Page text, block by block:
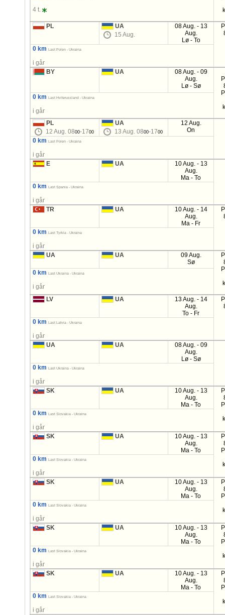
4 t.
PL
UA
15 Aug.
08 Aug. - 13
Aug.
Lø - To
0 km Last Polen - Ukraina
i går
BY
UA
08 Aug. - 09
Aug.
Lø - Sø
0 km Last Hviterussland - Ukraina
i går
PL
12 Aug. 0800-1700
UA
13 Aug. 0800-1700
12 Aug.
On
0 km
Last Polen - Ukraina
i går
E
UA
10 Aug. - 13
Aug.
Ma - To
0 km
Last Spania - Ukraina
i går
TR
UA
10 Aug. - 14
Aug.
Ma - Fr
0 km Last Tyrkia - Ukraina
i går
UA
UA
09 Aug.
Sø
0 km Last Ukraina - Ukraina
i går
LV
UA
13 Aug. - 14
Aug.
To - Fr
0 km Last Latvia - Ukraina
i går
UA
UA
08 Aug. - 09
Aug.
Lø - Sø
0 km
Last Ukraina - Ukraina
i går
SK
UA
10 Aug. - 13
Aug.
Ma - To
0 km Last Slovakia - Ukraina
i går
SK
UA
10 Aug. - 13
Aug.
Ma - To
0 km Last Slovakia - Ukraina
i går
SK
UA
10 Aug. - 13
Aug.
Ma - To
0 km Last Slovakia - Ukraina
i går
SK
UA
10 Aug. - 13
Aug.
Ma - To
0 km Last Slovakia - Ukraina
i går
SK
UA
10 Aug. - 13
Aug.
Ma - To
0 km Last Slovakia - Ukraina
i går